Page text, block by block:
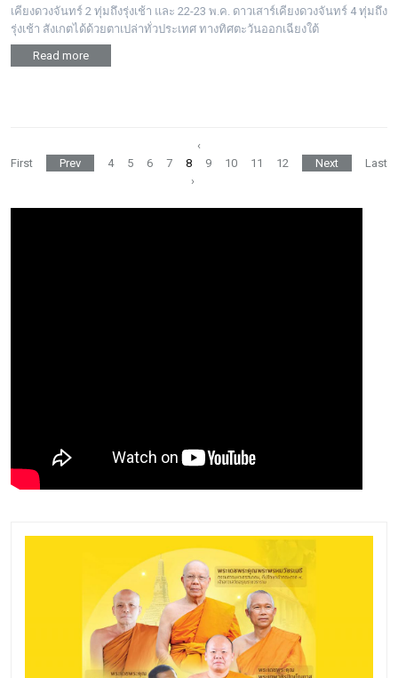
เคียงดวงจันทร์ 2 ทุ่มถึงรุ่งเช้า และ 22-23 พ.ค. ดาวเสาร์เคียงดวงจันทร์ 4 ทุ่มถึง
รุ่งเช้า สังเกตได้ด้วยตาเปล่าทั่วประเทศ ทางทิศตะวันออกเฉียงใต้
Read more
‹
First
Prev 4 5 6 7 8 9 10 11 12 Next
Last
›